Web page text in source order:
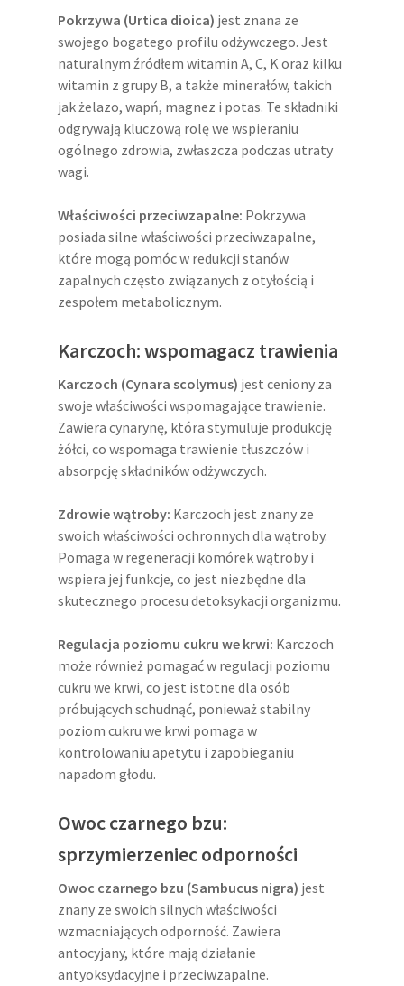
Pokrzywa (Urtica dioica) jest znana ze
swojego bogatego profilu odżywczego. Jest
naturalnym źródłem witamin A, C, K oraz kilku
witamin z grupy B, a także minerałów, takich
jak żelazo, wapń, magnez i potas. Te składniki
odgrywają kluczową rolę we wspieraniu
ogólnego zdrowia, zwłaszcza podczas utraty
wagi.
Właściwości przeciwzapalne: Pokrzywa
posiada silne właściwości przeciwzapalne,
które mogą pomóc w redukcji stanów
zapalnych często związanych z otyłością i
zespołem metabolicznym.
Karczoch: wspomagacz trawienia
Karczoch (Cynara scolymus) jest ceniony za
swoje właściwości wspomagające trawienie.
Zawiera cynarynę, która stymuluje produkcję
żółci, co wspomaga trawienie tłuszczów i
absorpcję składników odżywczych.
Zdrowie wątroby: Karczoch jest znany ze
swoich właściwości ochronnych dla wątroby.
Pomaga w regeneracji komórek wątroby i
wspiera jej funkcje, co jest niezbędne dla
skutecznego procesu detoksykacji organizmu.
Regulacja poziomu cukru we krwi: Karczoch
może również pomagać w regulacji poziomu
cukru we krwi, co jest istotne dla osób
próbujących schudnąć, ponieważ stabilny
poziom cukru we krwi pomaga w
kontrolowaniu apetytu i zapobieganiu
napadom głodu.
Owoc czarnego bzu:
sprzymierzeniec odporności
Owoc czarnego bzu (Sambucus nigra) jest
znany ze swoich silnych właściwości
wzmacniających odporność. Zawiera
antocyjany, które mają działanie
antyoksydacyjne i przeciwzapalne.